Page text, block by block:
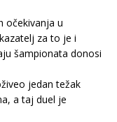
očekivanja u
za to je i
šampionata donosi
jedan težak
a taj duel je